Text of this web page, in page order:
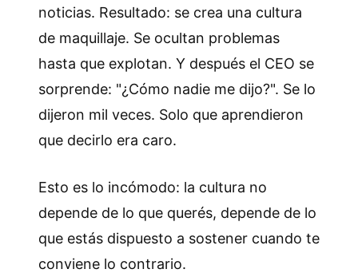
noticias. Resultado: se crea una cultura
de maquillaje. Se ocultan problemas
hasta que explotan. Y después el CEO se
sorprende: "¿Cómo nadie me dijo?". Se lo
dijeron mil veces. Solo que aprendieron
que decirlo era caro.
Esto es lo incómodo: la cultura no
depende de lo que querés, depende de lo
que estás dispuesto a sostener cuando te
conviene lo contrario.